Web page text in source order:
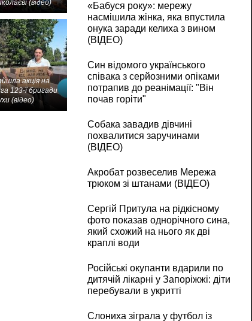
(відео)
акція на
123-ї бригади
(відео)
«Бабуся року»: мережу
насмішила жінка, яка впустила
онука заради келиха з вином
(ВІДЕО)
Син відомого українського
співака з серйозними опіками
потрапив до реанімації: "Він
почав горіти"
Собака завадив дівчині
похвалитися заручинами
(ВІДЕО)
Акробат розвеселив Мережа
трюком зі штанами (ВІДЕО)
Сергій Притула на рідкісному
фото показав однорічного сина,
який схожий на нього як дві
краплі води
Російські окупанти вдарили по
дитячій лікарні у Запоріжжі: діти
перебували в укритті
Слониха зіграла у футбол із